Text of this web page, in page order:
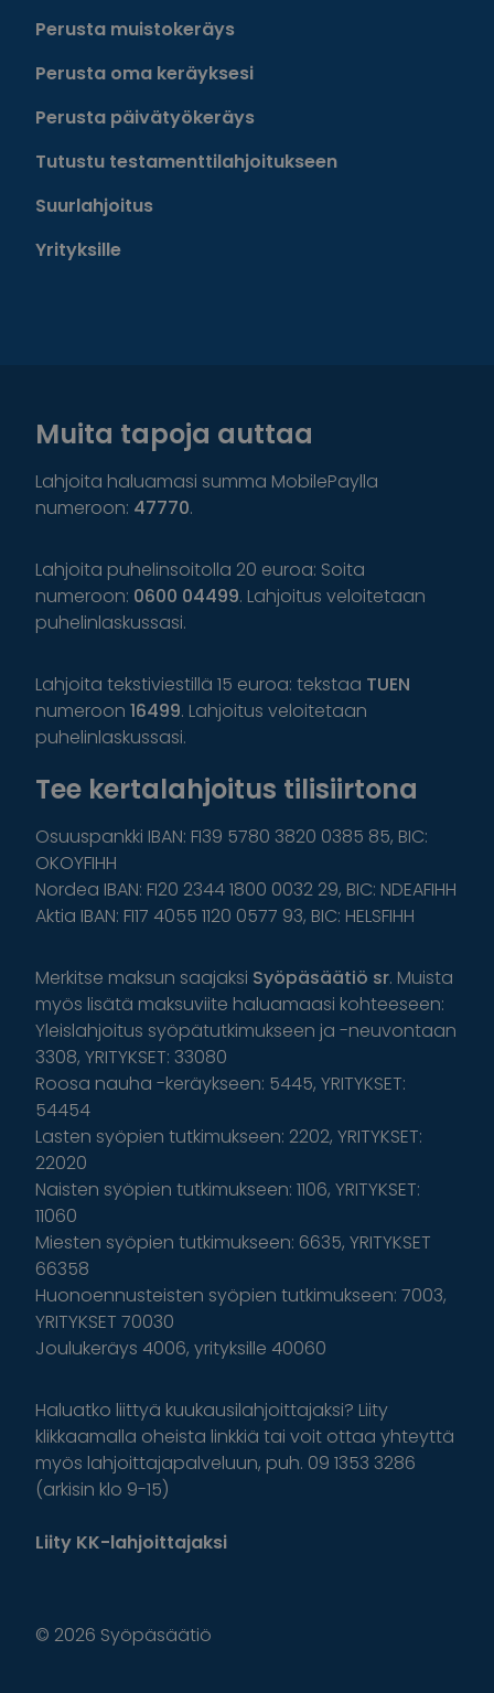
Perusta muistokeräys
Perusta oma keräyksesi
Perusta päivätyökeräys
Tutustu testamenttilahjoitukseen
Suurlahjoitus
Yrityksille
Muita tapoja auttaa
Lahjoita haluamasi summa MobilePaylla
numeroon: 47770.
Lahjoita puhelinsoitolla 20 euroa: Soita
numeroon: 0600 04499. Lahjoitus veloitetaan
puhelinlaskussasi.
Lahjoita tekstiviestillä 15 euroa: tekstaa TUEN
numeroon 16499. Lahjoitus veloitetaan
puhelinlaskussasi.
Tee kertalahjoitus tilisiirtona
Osuuspankki IBAN: FI39 5780 3820 0385 85, BIC:
OKOYFIHH
Nordea IBAN: FI20 2344 1800 0032 29, BIC: NDEAFIHH
Aktia IBAN: FI17 4055 1120 0577 93, BIC: HELSFIHH
Merkitse maksun saajaksi Syöpäsäätiö sr. Muista
myös lisätä maksuviite haluamaasi kohteeseen:
Yleislahjoitus syöpätutkimukseen ja -neuvontaan
3308, YRITYKSET: 33080
Roosa nauha -keräykseen: 5445, YRITYKSET:
54454
Lasten syöpien tutkimukseen: 2202, YRITYKSET:
22020
Naisten syöpien tutkimukseen: 1106, YRITYKSET:
11060
Miesten syöpien tutkimukseen: 6635, YRITYKSET
66358
Huonoennusteisten syöpien tutkimukseen: 7003,
YRITYKSET 70030
Joulukeräys 4006, yrityksille 40060
Haluatko liittyä kuukausilahjoittajaksi? Liity
klikkaamalla oheista linkkiä tai voit ottaa yhteyttä
myös lahjoittajapalveluun, puh. 09 1353 3286
(arkisin klo 9-15)
Liity KK-lahjoittajaksi
© 2026 Syöpäsäätiö